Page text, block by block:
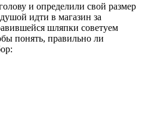
и определили свой размер
идти в магазин за
шляпки советуем
понять, правильно ли